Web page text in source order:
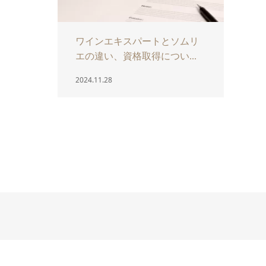
ワインエキスパートとソムリ
エの違い、資格取得につい...
2024.11.28